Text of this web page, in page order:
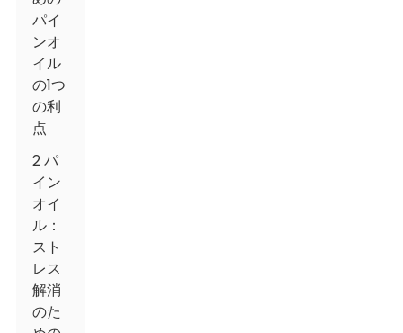
パイ
ンオ
イル
の1つ
の利
点
2 パ
イン
オイ
ル：
スト
レス
解消
のた